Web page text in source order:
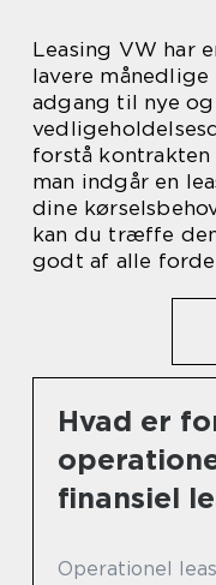
Leasing VW har
lavere
adgang til nye
forstå
man indgår en
dine
kan du træffe
godt af alle
Hvad er
finansiel
Operationel